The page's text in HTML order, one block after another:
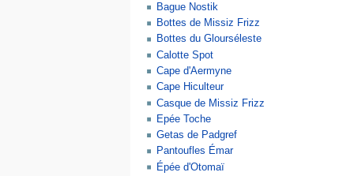
Bague Nostik
Bottes de Missiz Frizz
Bottes du Glourséleste
Calotte Spot
Cape d'Aermyne
Cape Hiculteur
Casque de Missiz Frizz
Epée Toche
Getas de Padgref
Pantoufles Émar
Épée d'Otomaï